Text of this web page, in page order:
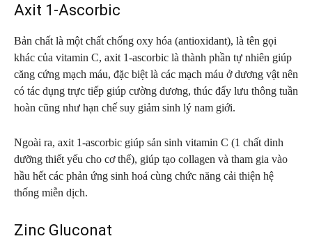
Axit 1-Ascorbic
Bản chất là một chất chống oxy hóa (antioxidant), là tên gọi
khác của vitamin C, axit 1-ascorbic là thành phần tự nhiên giúp
căng cứng mạch máu, đặc biệt là các mạch máu ở dương vật nên
có tác dụng trực tiếp giúp cường dương, thúc đẩy lưu thông tuần
hoàn cũng như hạn chế suy giảm sinh lý nam giới.
Ngoài ra, axit 1-ascorbic giúp sản sinh vitamin C (1 chất dinh
dưỡng thiết yếu cho cơ thể), giúp tạo collagen và tham gia vào
hầu hết các phản ứng sinh hoá cùng chức năng cải thiện hệ
thống miễn dịch.
Zinc Gluconat